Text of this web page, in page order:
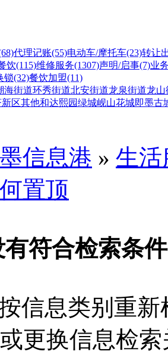
代理记账(55)电动车/摩托车(23)转让
饮(115)维修服务(1307)声明/启事(7)业
锁(32)餐饮加盟(11)
海街道环秀街道北安街道龙泉街道龙山
区其他和达熙园绿城岘山花城即墨古
信息港 » 生活
置顶
符合检索条
信息类别重
更换信息检